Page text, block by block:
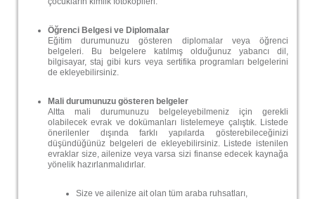
Öğrenci Belgesi ve Diplomalar
Eğitim durumunuzu gösteren diplomalar veya öğrenci
belgeleri. Bu belgelere katılmış olduğunuz yabancı dil,
bilgisayar, staj gibi kurs veya sertifika programları belgelerini
de ekleyebilirsiniz.
Mali durumunuzu gösteren belgeler
Altta mali durumunuzu belgeleyebilmeniz için gerekli
olabilecek evrak ve dokümanları listelemeye çalıştık. Listede
önerilenler dışında farklı yapılarda gösterebileceğinizi
düşündüğünüz belgeleri de ekleyebilirsiniz. Listede istenilen
evraklar size, ailenize veya varsa sizi finanse edecek kaynağa
yönelik hazırlanmalıdırlar.
Size ve ailenize ait olan tüm araba ruhsatları,